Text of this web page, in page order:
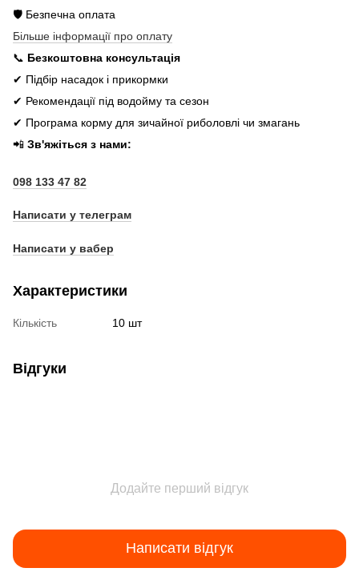
🛡️ Безпечна оплата
Більше інформації про оплату
📞 Безкоштовна консультація
✔ Підбір насадок і прикормки
✔ Рекомендації під водойму та сезон
✔ Програма корму для зичайної риболовлі чи змагань
📲 Зв'яжіться з нами:
098 133 47 82
Написати у телеграм
Написати у вабер
Характеристики
Кількість 10 шт
Відгуки
Додайте перший відгук
Написати відгук